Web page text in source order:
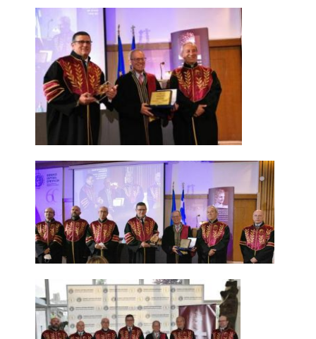
ΕΝΤΕΤΑΛΜΕΝΟΙ ΔΙΔΑΣΚΟΝΤΕΣ
E.ΔΙ.Π.
ΕΠΙΣΤΗΜΟΝΙΚΟΙ ΣΥΝΕΡΓΑΤΕΣ
Ε.Τ.Ε.Π
ΔΙΟΙΚΗΤΙΚΟ ΠΡΟΣΩΠΙΚΟ
ΜΗΤΡΩΑ
ΠΡΟΠΤΥΧΙΑΚΕΣ ΣΠΟΥΔΕΣ
ΟΔΗΓΟΣ ΣΠΟΥΔΩΝ
ΠΡΟΓΡΑΜΜΑ ΚΑΙ ΚΑΤΕΥΘΥΝΣΕΙΣ ΣΠΟΥΔΩΝ
ΜΑΘΗΜΑΤΑ ΠΡΟΓΡΑΜΜΑΤΟΣ ΣΠΟΥΔΩΝ
ΜΑΘΗΜΑΤΑ ΕΛΕΥΘΕΡΗΣ ΕΠΙΛΟΓΗΣ ΑΠΟ
ΑΛΛΑ ΤΜΗΜΑΤΑ